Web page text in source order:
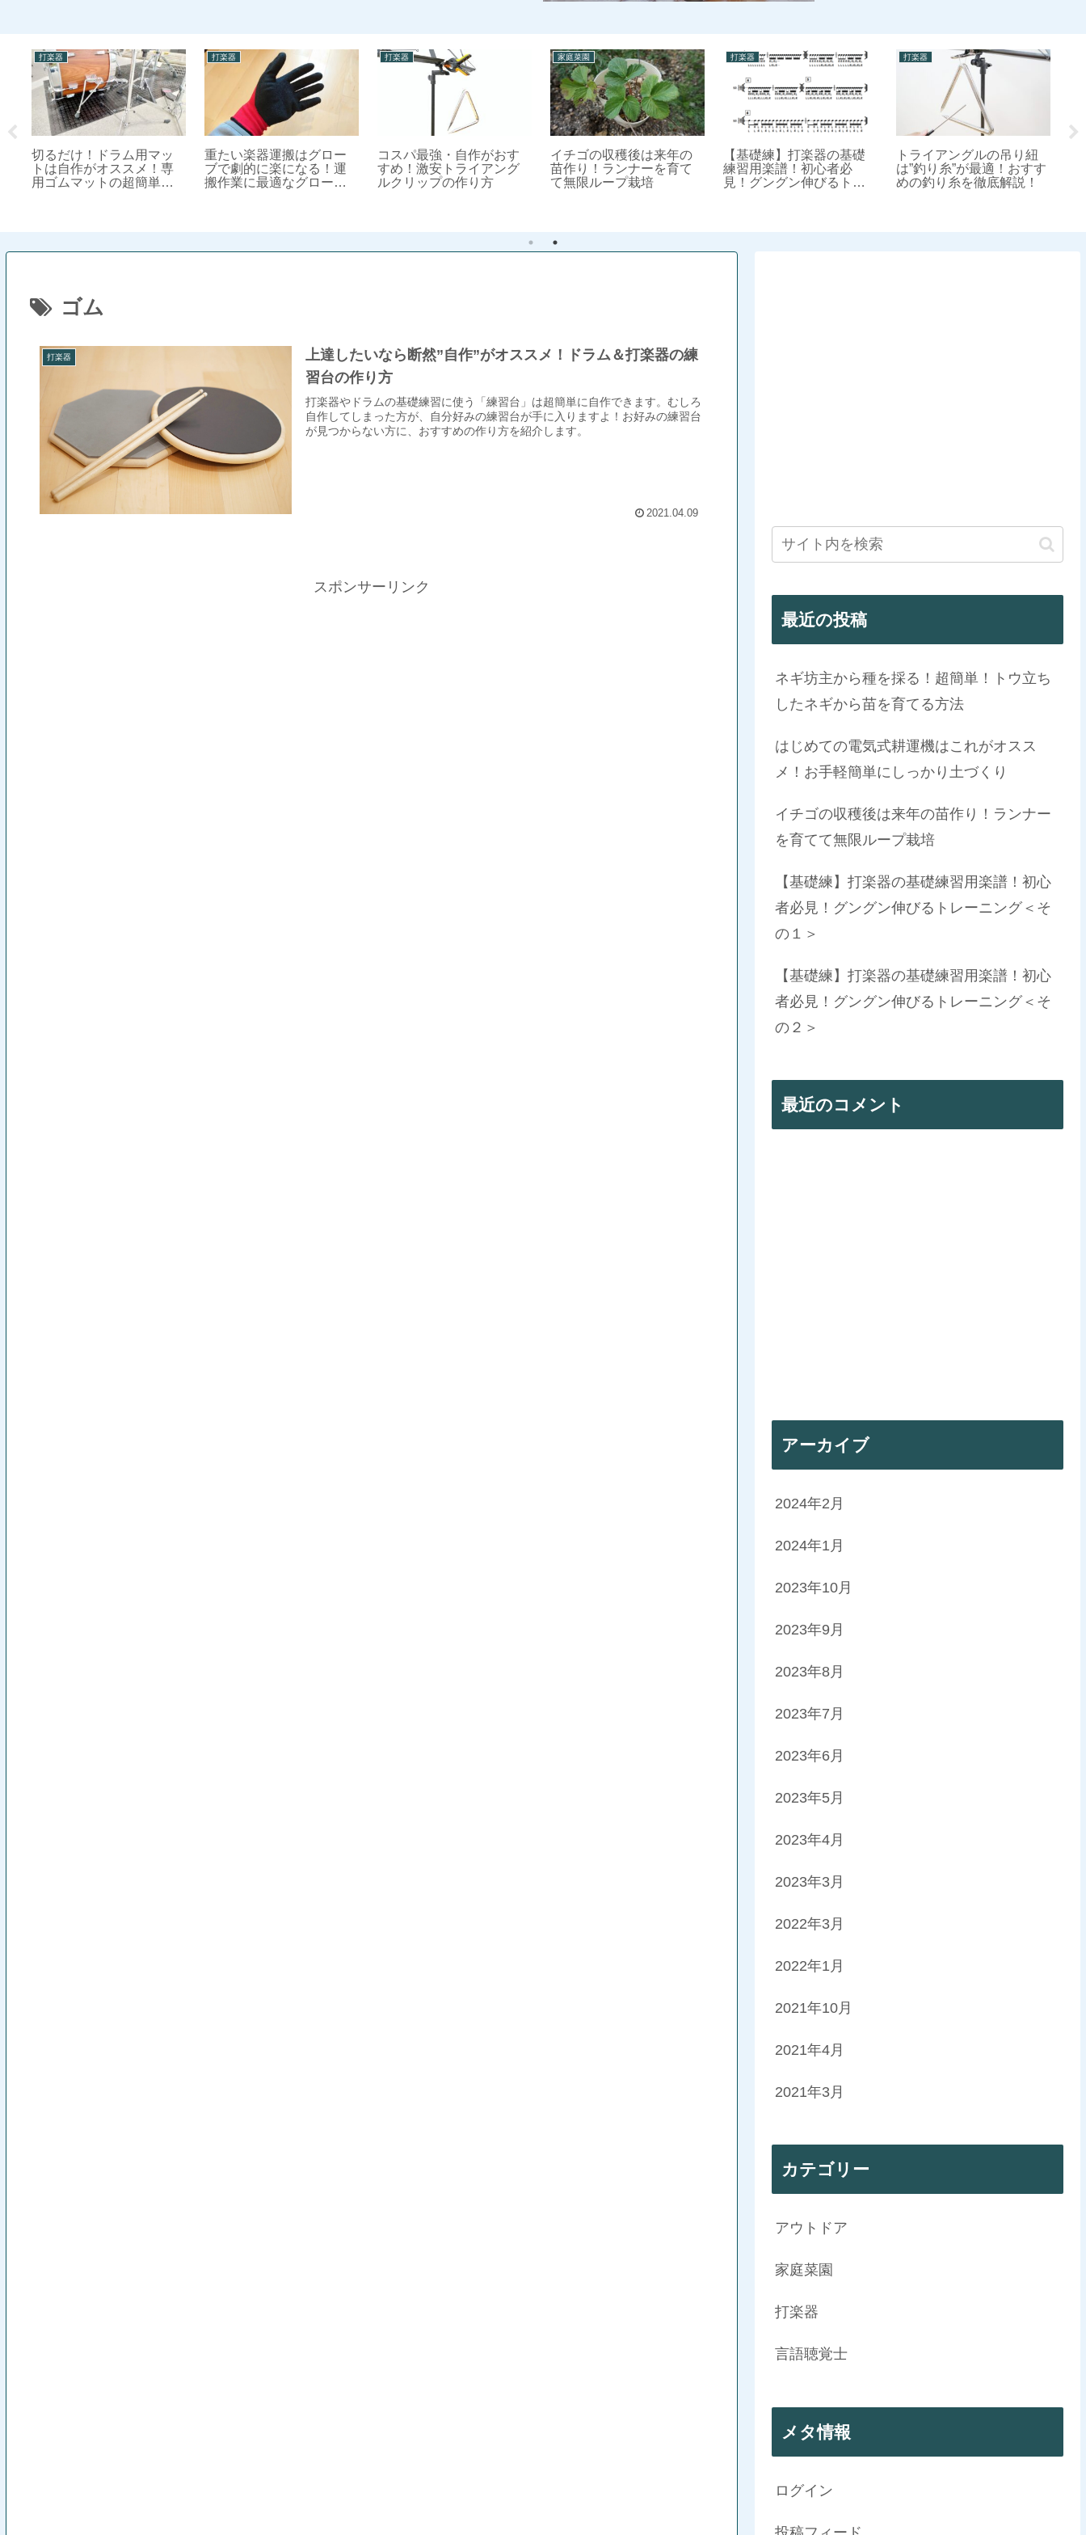
打楽器
切るだけ！ドラム用マッ
トは自作がオススメ！専
用ゴムマットの超簡単な
打楽器
重たい楽器運搬はグロー
ブで劇的に楽になる！運
搬作業に最適なグローブ
打楽器
コスパ最強・自作がおす
すめ！激安トライアング
ルクリップの作り方
家庭菜園
イチゴの収穫後は来年の
苗作り！ランナーを育て
て無限ループ栽培
打楽器
【基礎練】打楽器の基礎
練習用楽譜！初心者必
見！グングン伸びるトレ
打楽器
トライアングルの吊り紐
は”釣り糸”が最適！おすす
めの釣り糸を徹底解説！
ゴム
打楽器
上達したいなら断然”自作”がオススメ！ドラム＆打楽器の練
習台の作り方
打楽器やドラムの基礎練習に使う「練習台」は超簡単に自作できます。むしろ
自作してしまった方が、自分好みの練習台が手に入りますよ！お好みの練習台
が見つからない方に、おすすめの作り方を紹介します。
2021.04.09
スポンサーリンク
最近の投稿
ネギ坊主から種を採る！超簡単！トウ立ち
したネギから苗を育てる方法
はじめての電気式耕運機はこれがオスス
メ！お手軽簡単にしっかり土づくり
イチゴの収穫後は来年の苗作り！ランナー
を育てて無限ループ栽培
【基礎練】打楽器の基礎練習用楽譜！初心
者必見！グングン伸びるトレーニング＜そ
の１＞
【基礎練】打楽器の基礎練習用楽譜！初心
者必見！グングン伸びるトレーニング＜そ
の２＞
最近のコメント
アーカイブ
2024年2月
2024年1月
2023年10月
2023年9月
2023年8月
2023年7月
2023年6月
2023年5月
2023年4月
2023年3月
2022年3月
2022年1月
2021年10月
2021年4月
2021年3月
カテゴリー
アウトドア
家庭菜園
打楽器
言語聴覚士
メタ情報
ログイン